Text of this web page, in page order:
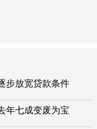
步放宽贷款条件
年七成变废为宝